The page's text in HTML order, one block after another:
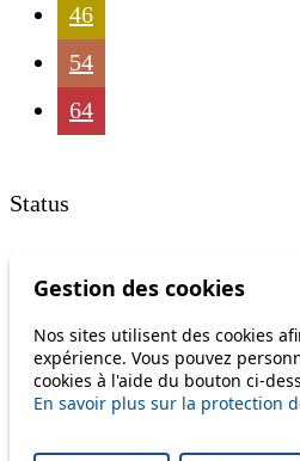
46
54
64
Status
Information
Disruption to come
Reset filters
Only lines affected by
Gestion des cookies
Nos sites utilisent des cookies
expérience. Vous pouvez
cookies à l'aide du bouton ci-
En savoir plus sur la protection